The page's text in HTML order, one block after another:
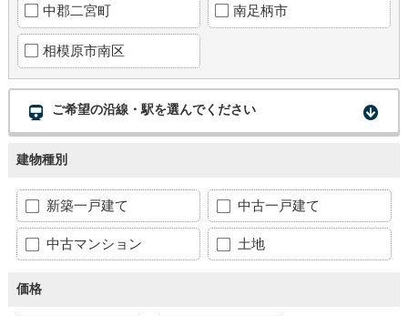
中郡二宮町 南足柄市
相模原市南区
ご希望の沿線・駅を選んでください
建物種別
新築一戸建て 中古一戸建て
中古マンション 土地
価格